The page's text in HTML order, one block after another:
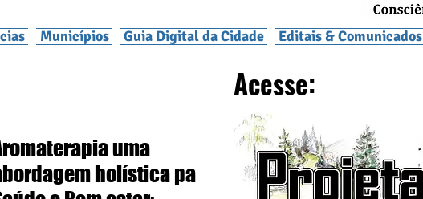
Municípios Guia Digital da Cidade Editais & Comunicados
uma
holística para
Acesse: